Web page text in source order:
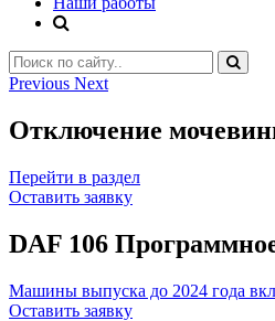
Previous Next
Отключение
Перейти в раздел
Оставить заявку
DAF 106
Машины выпуска до 2024 года
Оставить заявку